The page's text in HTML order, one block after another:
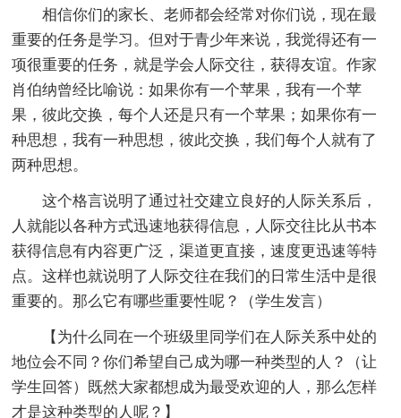
相信你们的家长、老师都会经常对你们说，现在最
重要的任务是学习。但对于青少年来说，我觉得还有一
项很重要的任务，就是学会人际交往，获得友谊。作家
肖伯纳曾经比喻说：如果你有一个苹果，我有一个苹
果，彼此交换，每个人还是只有一个苹果；如果你有一
种思想，我有一种思想，彼此交换，我们每个人就有了
两种思想。
这个格言说明了通过社交建立良好的人际关系后，
人就能以各种方式迅速地获得信息，人际交往比从书本
获得信息有内容更广泛，渠道更直接，速度更迅速等特
点。这样也就说明了人际交往在我们的日常生活中是很
重要的。那么它有哪些重要性呢？（学生发言）
【为什么同在一个班级里同学们在人际关系中处的
地位会不同？你们希望自己成为哪一种类型的人？（让
学生回答）既然大家都想成为最受欢迎的人，那么怎样
才是这种类型的人呢？】